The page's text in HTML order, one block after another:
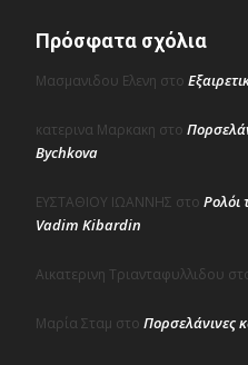
Πρόσφατα σχόλια
Μασμανιδου Ελενη στο
κατερινα Μαρκακη στο
Bychkova
ΕΥΣΤΑΘΙΟΥ ΙΩΑΝΝΗΣ στο Ρολόι
Vadim Kibardin
Αικατερινη Τριανταφυλλιδου
Μαρία Σταμ στο Πορσελάνινες